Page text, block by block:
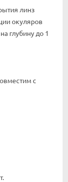
линз
окуляров
глубину до 1
с